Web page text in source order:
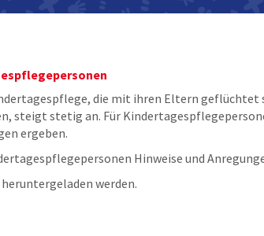
die mit ihren Eltern geflüchtet
steigt stetig an. Für
ergeben.
Hinweise und
werden.